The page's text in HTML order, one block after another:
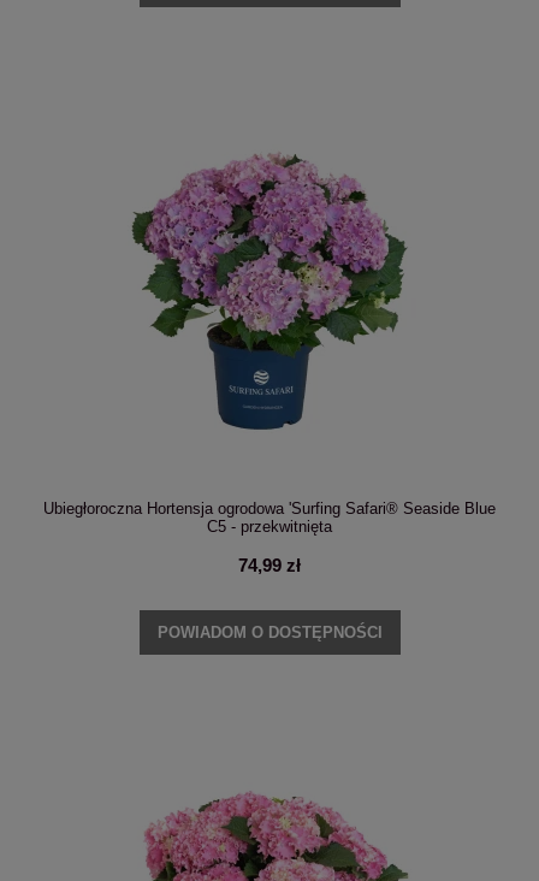
Ubiegłoroczna Hortensja ogrodowa 'Surfing Safari® Seaside Blue
C5 - przekwitnięta
74,99 zł
POWIADOM O DOSTĘPNOŚCI